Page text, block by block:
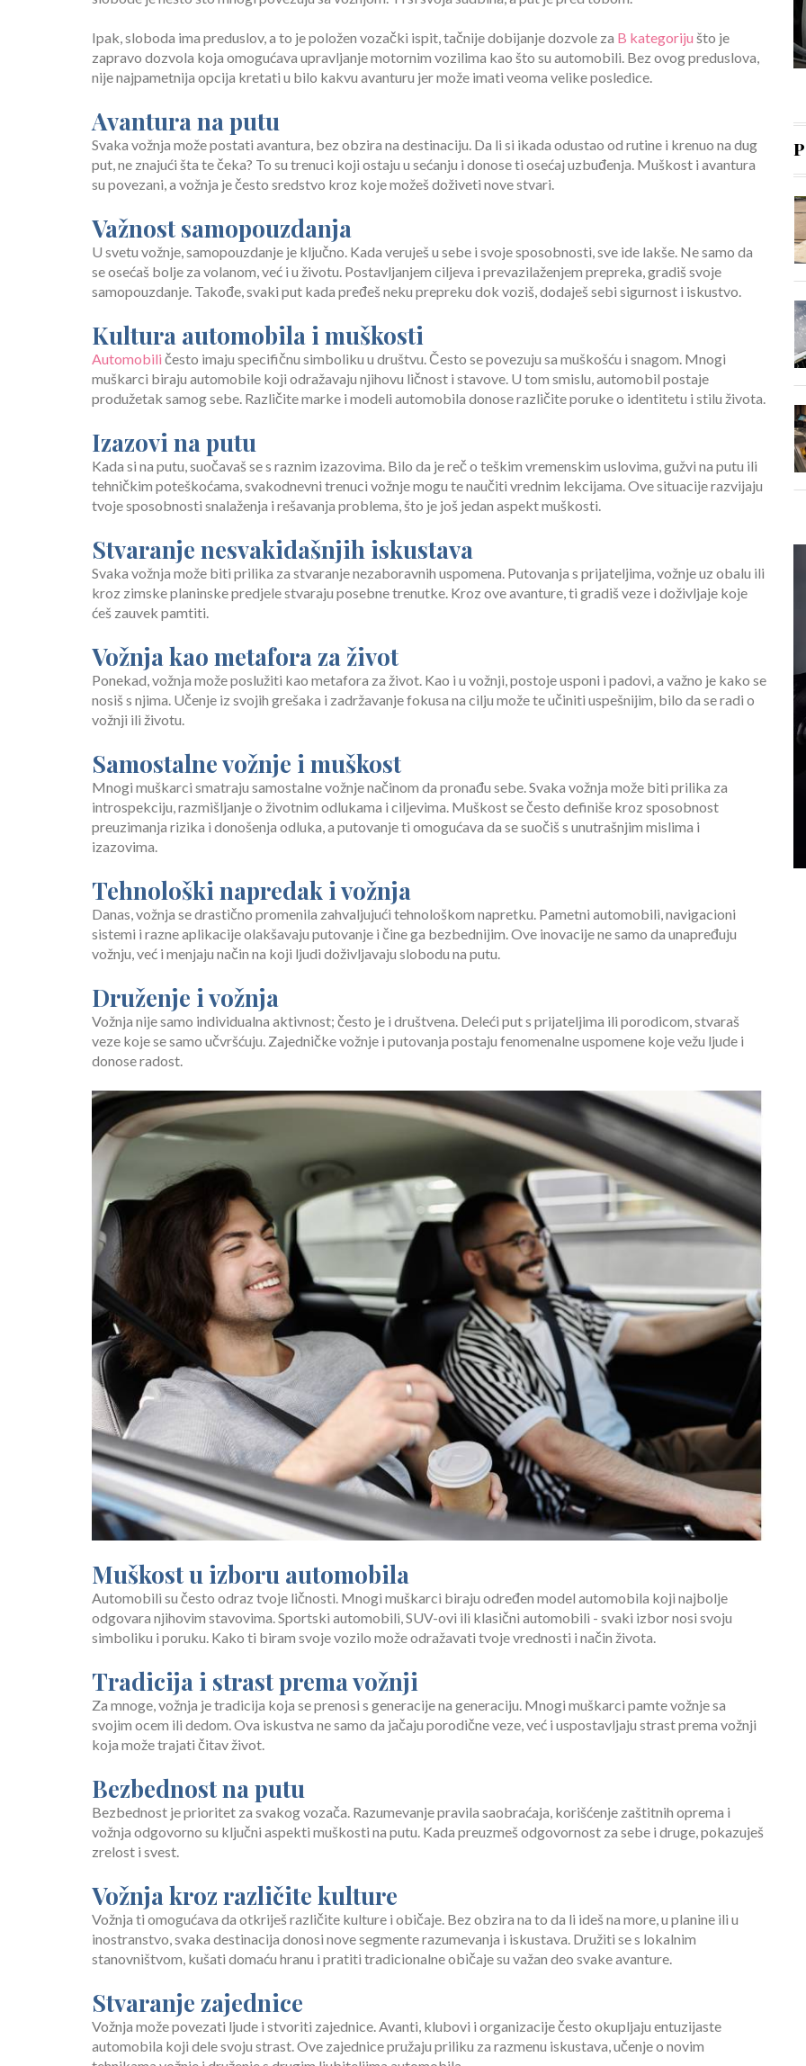
Ipak, sloboda ima preduslov, a to je položen vozački ispit, tačnije dobijanje dozvole za B kategoriju što je
zapravo dozvola koja omogućava upravljanje motornim vozilima kao što su automobili. Bez ovog preduslova,
nije najpametnija opcija kretati u bilo kakvu avanturu jer može imati veoma velike posledice.
Avantura na putu
Svaka vožnja može postati avantura, bez obzira na destinaciju. Da li si ikada odustao od rutine i krenuo na dug
put, ne znajući šta te čeka? To su trenuci koji ostaju u sećanju i donose ti osećaj uzbuđenja. Muškost i avantura
su povezani, a vožnja je često sredstvo kroz koje možeš doživeti nove stvari.
Važnost samopouzdanja
U svetu vožnje, samopouzdanje je ključno. Kada veruješ u sebe i svoje sposobnosti, sve ide lakše. Ne samo da
se osećaš bolje za volanom, već i u životu. Postavljanjem ciljeva i prevazilaženjem prepreka, gradiš svoje
samopouzdanje. Takođe, svaki put kada pređeš neku prepreku dok voziš, dodaješ sebi sigurnost i iskustvo.
Kultura automobila i muškosti
Automobili često imaju specifičnu simboliku u društvu. Često se povezuju sa muškošću i snagom. Mnogi
muškarci biraju automobile koji odražavaju njihovu ličnost i stavove. U tom smislu, automobil postaje
produžetak samog sebe. Različite marke i modeli automobila donose različite poruke o identitetu i stilu života.
Izazovi na putu
Kada si na putu, suočavaš se s raznim izazovima. Bilo da je reč o teškim vremenskim uslovima, gužvi na putu ili
tehničkim poteškoćama, svakodnevni trenuci vožnje mogu te naučiti vrednim lekcijama. Ove situacije razvijaju
tvoje sposobnosti snalaženja i rešavanja problema, što je još jedan aspekt muškosti.
Stvaranje nesvakidašnjih iskustava
Svaka vožnja može biti prilika za stvaranje nezaboravnih uspomena. Putovanja s prijateljima, vožnje uz obalu ili
kroz zimske planinske predjele stvaraju posebne trenutke. Kroz ove avanture, ti gradiš veze i doživljaje koje
ćeš zauvek pamtiti.
Vožnja kao metafora za život
Ponekad, vožnja može poslužiti kao metafora za život. Kao i u vožnji, postoje usponi i padovi, a važno je kako se
nosiš s njima. Učenje iz svojih grešaka i zadržavanje fokusa na cilju može te učiniti uspešnijim, bilo da se radi o
vožnji ili životu.
Samostalne vožnje i muškost
Mnogi muškarci smatraju samostalne vožnje načinom da pronađu sebe. Svaka vožnja može biti prilika za
introspekciju, razmišljanje o životnim odlukama i ciljevima. Muškost se često definiše kroz sposobnost
preuzimanja rizika i donošenja odluka, a putovanje ti omogućava da se suočiš s unutrašnjim mislima i
izazovima.
Tehnološki napredak i vožnja
Danas, vožnja se drastično promenila zahvaljujući tehnološkom napretku. Pametni automobili, navigacioni
sistemi i razne aplikacije olakšavaju putovanje i čine ga bezbednijim. Ove inovacije ne samo da unapređuju
vožnju, već i menjaju način na koji ljudi doživljavaju slobodu na putu.
Druženje i vožnja
Vožnja nije samo individualna aktivnost; često je i društvena. Deleći put s prijateljima ili porodicom, stvaraš
veze koje se samo učvršćuju. Zajedničke vožnje i putovanja postaju fenomenalne uspomene koje vežu ljude i
donose radost.
Muškost u izboru automobila
Automobili su često odraz tvoje ličnosti. Mnogi muškarci biraju određen model automobila koji najbolje
odgovara njihovim stavovima. Sportski automobili, SUV-ovi ili klasični automobili - svaki izbor nosi svoju
simboliku i poruku. Kako ti biram svoje vozilo može odražavati tvoje vrednosti i način života.
Tradicija i strast prema vožnji
Za mnoge, vožnja je tradicija koja se prenosi s generacije na generaciju. Mnogi muškarci pamte vožnje sa
svojim ocem ili dedom. Ova iskustva ne samo da jačaju porodične veze, već i uspostavljaju strast prema vožnji
koja može trajati čitav život.
Bezbednost na putu
Bezbednost je prioritet za svakog vozača. Razumevanje pravila saobraćaja, korišćenje zaštitnih oprema i
vožnja odgovorno su ključni aspekti muškosti na putu. Kada preuzmeš odgovornost za sebe i druge, pokazuješ
zrelost i svest.
Vožnja kroz različite kulture
Vožnja ti omogućava da otkriješ različite kulture i običaje. Bez obzira na to da li ideš na more, u planine ili u
inostranstvo, svaka destinacija donosi nove segmente razumevanja i iskustava. Družiti se s lokalnim
stanovništvom, kušati domaću hranu i pratiti tradicionalne običaje su važan deo svake avanture.
Stvaranje zajednice
Vožnja može povezati ljude i stvoriti zajednice. Avanti, klubovi i organizacije često okupljaju entuzijaste
automobila koji dele svoju strast. Ove zajednice pružaju priliku za razmenu iskustava, učenje o novim